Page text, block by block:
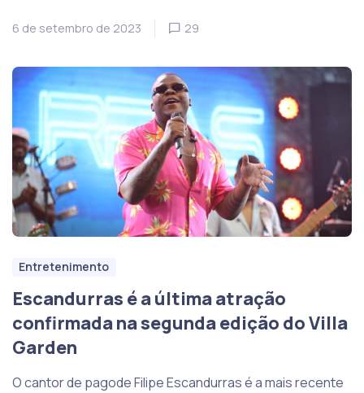
6 de setembro de 2023 29
Entretenimento
Escandurras é a última atração
confirmada na segunda edição do Villa
Garden
O cantor de pagode Filipe Escandurras é a mais recente